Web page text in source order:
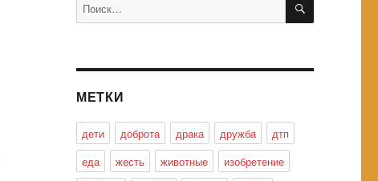
МЕТКИ
дети доброта драка дружба
дтп
еда
жесть животные
изобретение